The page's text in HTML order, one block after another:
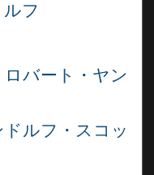
フ
ロバート・ヤン
ドルフ・スコッ